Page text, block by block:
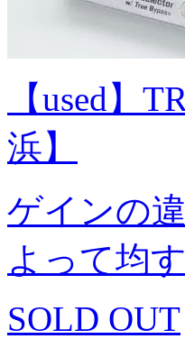
【used】
浜】
ゲインの
よって均
SOLD OUT